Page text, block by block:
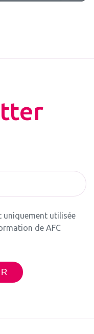
uniquement utilisée
de AFC